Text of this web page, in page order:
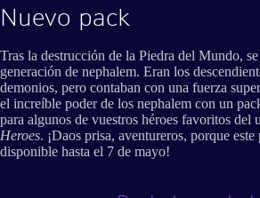
Nuevo pack
Tras la destrucción de la Piedra del Mundo,
generación de nephalem. Eran los
demonios, pero contaban con una fuerza
el increíble poder de los nephalem con un
para algunos de vuestros héroes favoritos del
Heroes. ¡Daos prisa, aventureros, porque este
disponible hasta el 7 de mayo!